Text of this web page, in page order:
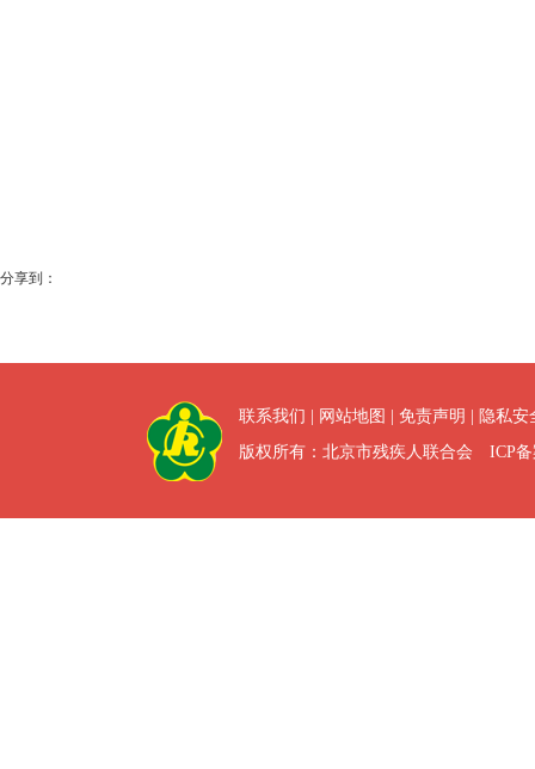
分享到：
联系我们 网站地图 免责声明
隐私
版权所有：北京市残疾人联合会 ICP